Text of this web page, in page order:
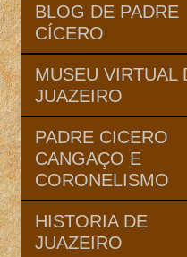
BLOG DE PADRE
CÍCERO
MUSEU VIRTUAL
JUAZEIRO
PADRE CICERO
CANGAÇO E
CORONELISMO
HISTORIA DE
JUAZEIRO